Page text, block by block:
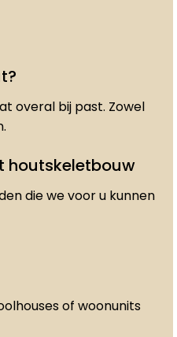
overal bij past. Zowel
houtskeletbouw
die we voor u kunnen
of woonunits